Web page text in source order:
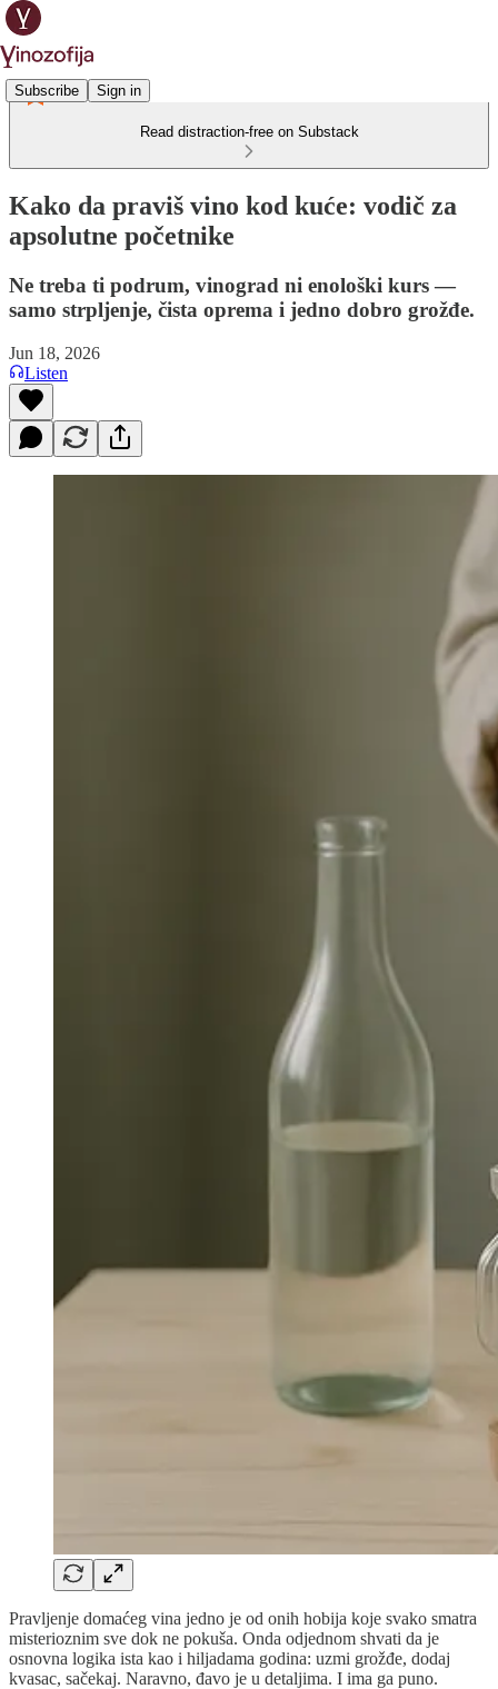
Subscribe Sign in
Read distraction-free on Substack
Kako da praviš vino kod kuće: vodič za
apsolutne početnike
Ne treba ti podrum, vinograd ni enološki kurs —
samo strpljenje, čista oprema i jedno dobro grožđe.
Jun 18, 2026
Listen
Pravljenje domaćeg vina jedno je od onih hobija koje svako smatra
misterioznim sve dok ne pokuša. Onda odjednom shvati da je
osnovna logika ista kao i hiljadama godina: uzmi grožđe, dodaj
kvasac, sačekaj. Naravno, đavo je u detaljima. I ima ga puno.